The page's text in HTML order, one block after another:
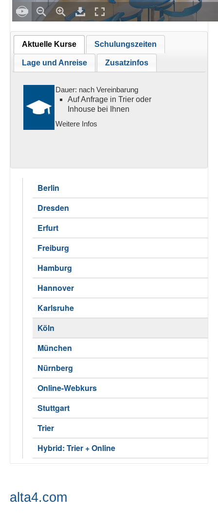
Aktuelle Kurse Schulungszeiten
Lage und Anreise Zusatzinfos
Dauer: nach Vereinbarung
Auf Anfrage in Trier oder
Inhouse bei Ihnen
Weitere Infos
Berlin
Dresden
Erfurt
Freiburg
Hamburg
Hannover
Karlsruhe
Köln
München
Nürnberg
Online-Webkurs
Stuttgart
Trier
Hybrid: Trier + Online
alta4.com